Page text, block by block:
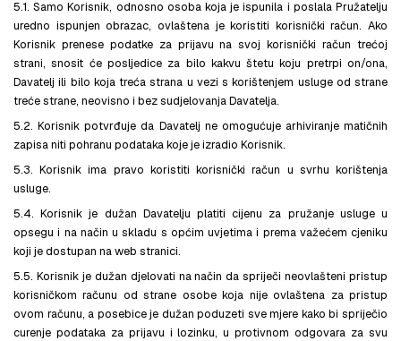
5.1. Samo Korisnik, odnosno osoba koja je ispunila i poslala Pružatelju
uredno ispunjen obrazac, ovlaštena je koristiti korisnički račun. Ako
Korisnik prenese podatke za prijavu na svoj korisnički račun trećoj
strani, snosit će posljedice za bilo kakvu štetu koju pretrpi on/ona,
Davatelj ili bilo koja treća strana u vezi s korištenjem usluge od strane
treće strane, neovisno i bez sudjelovanja Davatelja.
5.2. Korisnik potvrđuje da Davatelj ne omogućuje arhiviranje matičnih
zapisa niti pohranu podataka koje je izradio Korisnik.
5.3. Korisnik ima pravo koristiti korisnički račun u svrhu korištenja
usluge.
5.4. Korisnik je dužan Davatelju platiti cijenu za pružanje usluge u
opsegu i na način u skladu s općim uvjetima i prema važećem cjeniku
koji je dostupan na web stranici.
5.5. Korisnik je dužan djelovati na način da spriječi neovlašteni pristup
korisničkom računu od strane osobe koja nije ovlaštena za pristup
ovom računu, a posebice je dužan poduzeti sve mjere kako bi spriječio
curenje podataka za prijavu i lozinku, u protivnom odgovara za svu